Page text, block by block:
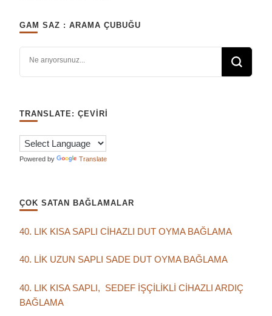
GAM SAZ : ARAMA ÇUBUĞU
TRANSLATE: ÇEVIRI
Powered by Translate
ÇOK SATAN BAĞLAMALAR
40. LIK KISA SAPLI CİHAZLI DUT OYMA BAĞLAMA
40. LİK UZUN SAPLI SADE DUT OYMA BAĞLAMA
40. LIK KISA SAPLI, SEDEF İŞÇİLİKLİ CİHAZLI ARDIÇ
BAĞLAMA